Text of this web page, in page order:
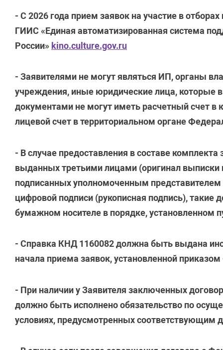
- С 2026 года прием заявок на участие в
ГИИС «Единая автоматизированная система
России» kino.culture.gov.ru
- Заявителями не могут являться ИП, органы
учреждения, иные юридические лица, которые
документами не могут иметь расчетный счет в
лицевой счет в территориальном органе
- В случае предоставления в составе
выданных третьими лицами (оригинал
подписанных уполномоченным
цифровой подписи (рукописная подпись),
бумажном носителе в порядке, установленном
- Справка КНД 1160082 должна быть выдана
начала приема заявок, установленной
- При наличии у Заявителя заключенных
должно быть исполнено обязательство по
условиях, предусмотренных соответствующим